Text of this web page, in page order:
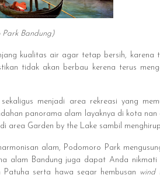
Park Bandung)
kualitas air agar tetap bersih, karena
tidak akan berbau kerena terus
menjadi area rekreasi yang
panorama alam layaknya di kota nan
area Garden by the Lake sambil
alam, Podomoro Park
alam Bandung juga dapat Anda nikmati
serta hawa segar hembusan wind